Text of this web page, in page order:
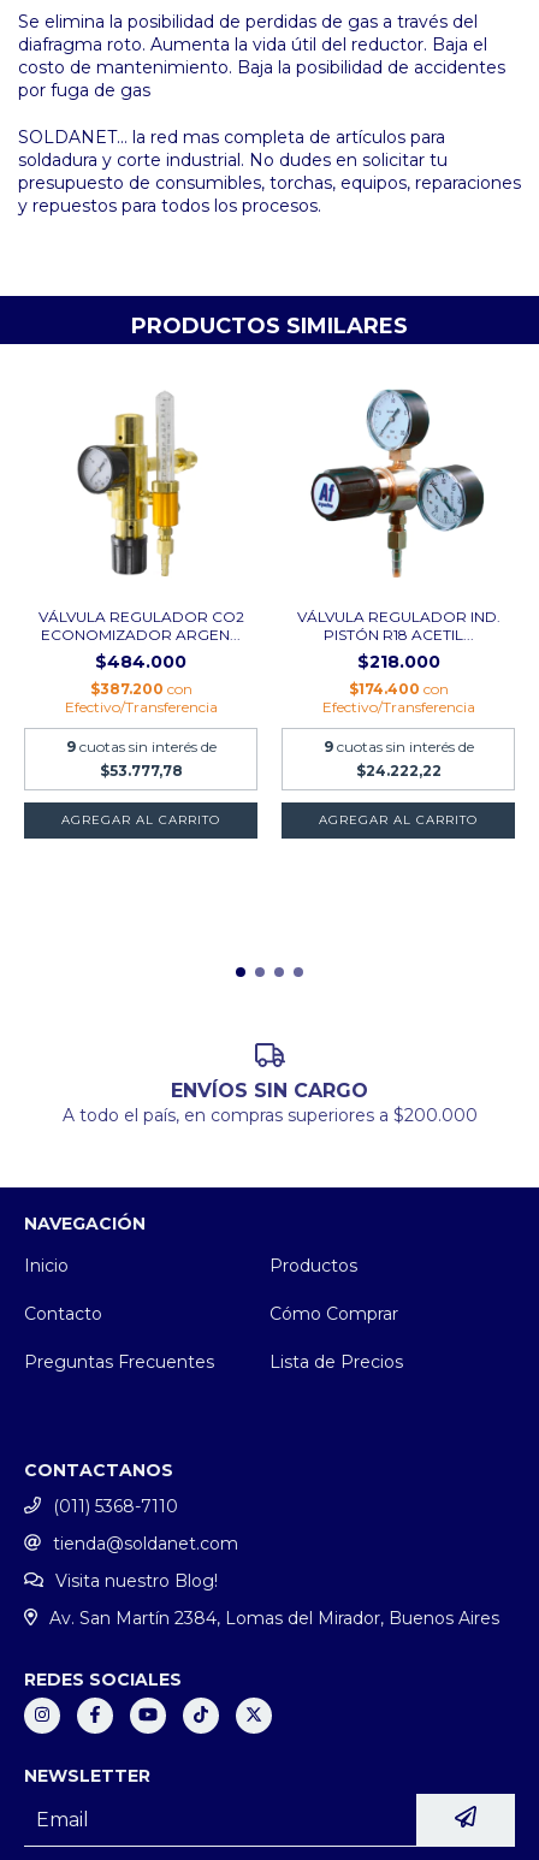
Se elimina la posibilidad de perdidas de gas a través del
diafragma roto. Aumenta la vida útil del reductor. Baja el
costo de mantenimiento. Baja la posibilidad de accidentes
por fuga de gas
SOLDANET... la red mas completa de artículos para
soldadura y corte industrial. No dudes en solicitar tu
presupuesto de consumibles, torchas, equipos, reparaciones
y repuestos para todos los procesos.
PRODUCTOS SIMILARES
VÁLVULA REGULADOR CO2
ECONOMIZADOR ARGEN...
$484.000
$387.200 con
Efectivo/Transferencia
9 cuotas sin interés de
$53.777,78
VÁLVULA REGULADOR IND.
PISTÓN R18 ACETIL...
$218.000
$174.400 con
Efectivo/Transferencia
9 cuotas sin interés de
$24.222,22
ENVÍOS SIN CARGO
A todo el país, en compras superiores a $200.000
NAVEGACIÓN
Inicio
Productos
Contacto Cómo Comprar
Preguntas Frecuentes Lista de Precios
CONTACTANOS
(011) 5368-7110
tienda@soldanet.com
Visita nuestro Blog!
Av. San Martín 2384, Lomas del Mirador, Buenos Aires
REDES SOCIALES
NEWSLETTER